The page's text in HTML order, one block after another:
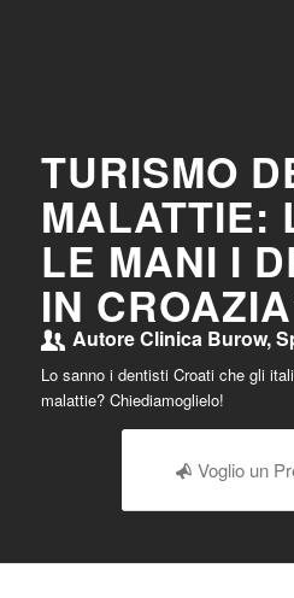
TURISMO
MALATTIE:
LE MANI I
IN
AutoreClinica Burow,
Lo sanno i dentisti Croati che gli
malattie? Chiediamoglielo!
Voglio un